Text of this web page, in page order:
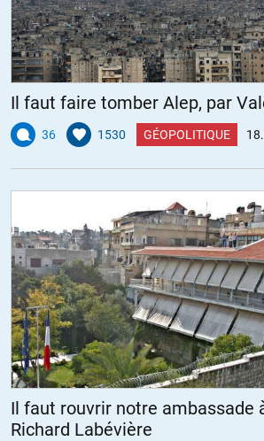
Il faut faire tomber Alep, par
36 1530 GÉOPOLITIQUE
Il faut rouvrir notre ambassade
Richard Labévière